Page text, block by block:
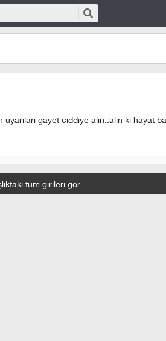
gayet ciddiye alin..alin ki hayat
tüm girileri gör